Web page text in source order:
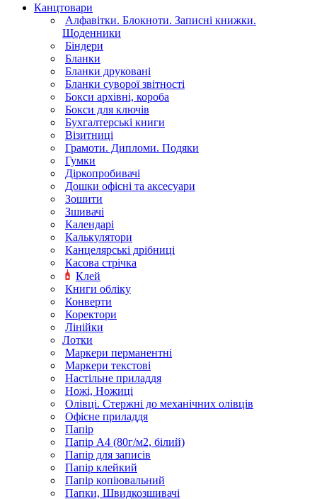
Канцтовари
Алфавітки. Блокноти. Записні книжки.
Щоденники
Біндери
Бланки
Бланки друковані
Бланки суворої звітності
Бокси архівні, короба
Бокси для ключів
Бухгалтерські книги
Візитниці
Грамоти. Дипломи. Подяки
Гумки
Діркопробивачі
Дошки офісні та аксесуари
Зошити
Зшивачі
Календарі
Калькулятори
Канцелярські дрібниці
Касова стрічка
Клей
Книги обліку
Конверти
Коректори
Лінійки
Лотки
Маркери перманентні
Маркери текстові
Настільне приладдя
Ножі, Ножиці
Олівці. Стержні до механічних олівців
Офісне приладдя
Папір
Папір А4 (80г/м2, білий)
Папір для записів
Папір клейкий
Папір копіювальний
Папки, Швидкозшивачі